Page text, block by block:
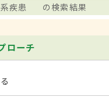
疾患 の検索結果
ローチ